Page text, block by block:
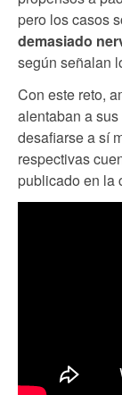
pero los casos
demasiado
según señalan
Con este reto,
alentaban a
desafiarse a sí
respectivas
publicado en la